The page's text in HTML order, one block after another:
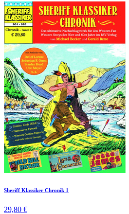
Sheriff Klassiker Chronik 1
29,80 €